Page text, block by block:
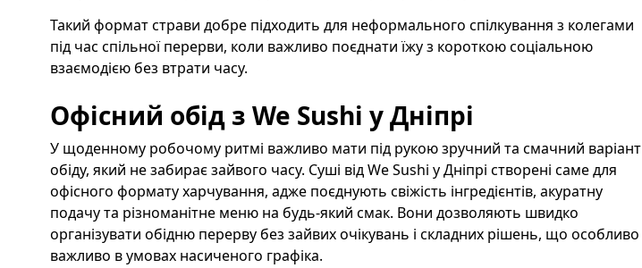
Такий формат страви добре підходить для неформального спілкування з колегами
під час спільної перерви, коли важливо поєднати їжу з короткою соціальною
взаємодією без втрати часу.
Офісний обід з We Sushi у Дніпрі
У щоденному робочому ритмі важливо мати під рукою зручний та смачний варіант
обіду, який не забирає зайвого часу. Суші від We Sushi у Дніпрі створені саме для
офісного формату харчування, адже поєднують свіжість інгредієнтів, акуратну
подачу та різноманітне меню на будь-який смак. Вони дозволяють швидко
організувати обідню перерву без зайвих очікувань і складних рішень, що особливо
важливо в умовах насиченого графіка.